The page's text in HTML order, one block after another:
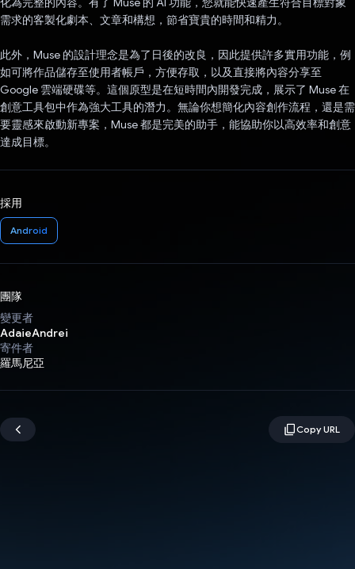
需求的客製化劇本、文章和構想，節省寶貴的時間和精力。
此外，Muse 的設計理念是為了日後的改良，因此提供許多實用功能，例
如可將作品儲存至使用者帳戶，方便存取，以及直接將內容分享至
Google 雲端硬碟等。這個原型是在短時間內開發完成，展示了 Muse 在
創意工具包中作為強大工具的潛力。無論你想簡化內容創作流程，還是需
要靈感來啟動新專案，Muse 都是完美的助手，能協助你以高效率和創意
達成目標。
採用
Android
團隊
變更者
AdaieAndrei
寄件者
羅馬尼亞